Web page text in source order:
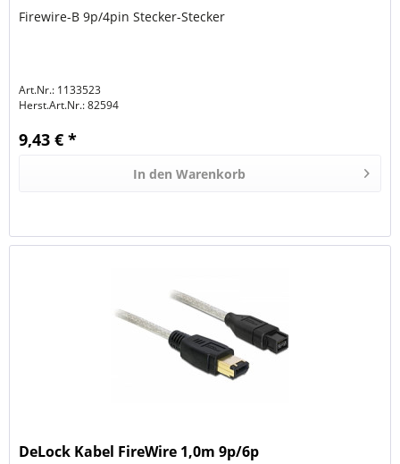
Firewire-B 9p/4pin Stecker-Stecker
Art.Nr.: 1133523
Herst.Art.Nr.:82594
9,43 € *
In den Warenkorb
DeLock Kabel FireWire 1,0m 9p/6p